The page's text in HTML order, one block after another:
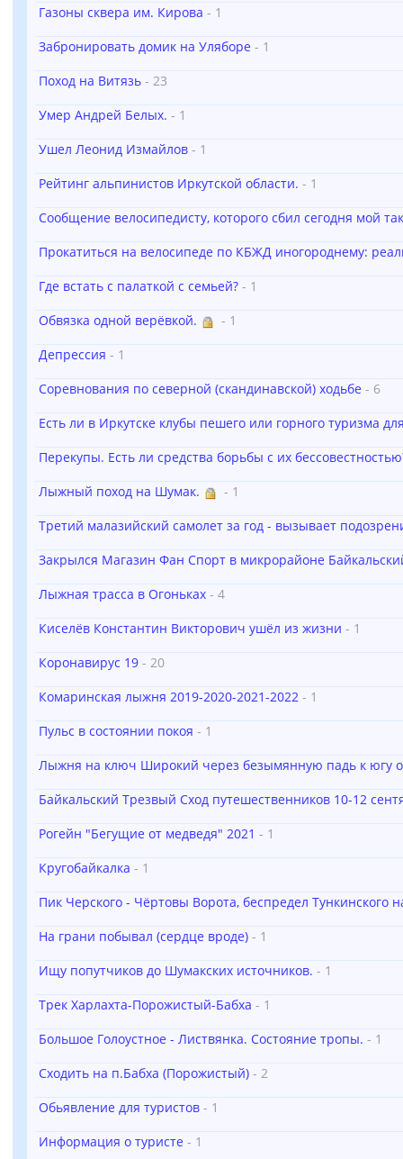
Газоны сквера им. Кирова - 1
Забронировать домик на Уляборе - 1
Поход на Витязь - 23
Умер Андрей Белых. - 1
Ушел Леонид Измайлов - 1
Рейтинг альпинистов Иркутской области. - 1
Сообщение велосипедисту, которого сбил сегодня мой
Прокатиться на велосипеде по КБЖД иногороднему:
Где встать с палаткой с семьей? - 1
Обвязка одной верёвкой.
- 1
Депрессия - 1
Соревнования по северной (скандинавской) ходьбе - 6
Есть ли в Иркутске клубы пешего или горного туризма
Перекупы. Есть ли средства борьбы с их
Лыжный поход на Шумак.
- 1
Третий малазийский самолет за год - вызывает
Закрылся Магазин Фан Спорт в микрорайоне
Лыжная трасса в Огоньках - 4
Киселёв Константин Викторович ушёл из жизни - 1
Коронавирус 19 - 20
Комаринская лыжня 2019-2020-2021-2022 - 1
Пульс в состоянии покоя - 1
Лыжня на ключ Широкий через безымянную падь к югу
Байкальский Трезвый Сход путешественников 10-12
Рогейн "Бегущие от медведя" 2021 - 1
Кругобайкалка - 1
Пик Черского - Чёртовы Ворота, беспредел Тункинского
На грани побывал (сердце вроде) - 1
Ищу попутчиков до Шумакских источников. - 1
Трек Харлахта-Порожистый-Бабха - 1
Большое Голоустное - Листвянка. Состояние тропы. - 1
Сходить на п.Бабха (Порожистый) - 2
Обьявление для туристов - 1
Информация о туристе - 1